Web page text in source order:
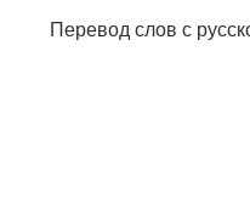
Перевод слов с